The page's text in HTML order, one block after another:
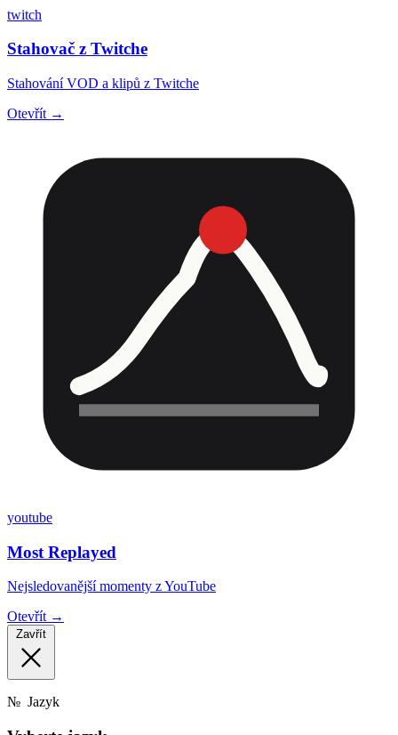
twitch
Stahovač z Twitche
Stahování VOD a klipů z Twitche
Otevřít →
youtube
Most Replayed
Nejsledovanější momenty z YouTube
Otevřít →
Zavřít
№ Jazyk